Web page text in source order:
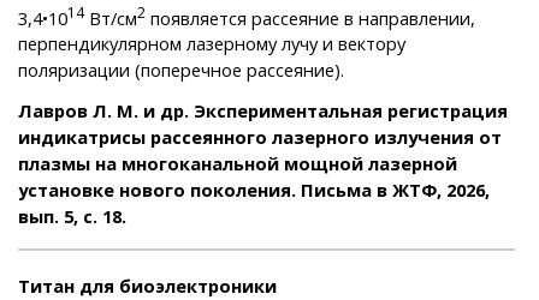
3,4•1014Вт/см2 появляется рассеяние в направлении,
перпендикулярном лазерному лучу и вектору
поляризации (поперечное рассеяние).
Лавров Л. М. и др. Экспериментальная регистрация
индикатрисы рассеянного лазерного излучения от
плазмы на многоканальной мощной лазерной
установке нового поколения. Письма в ЖТФ, 2026,
вып. 5, c. 18.
Титан для биоэлектроники